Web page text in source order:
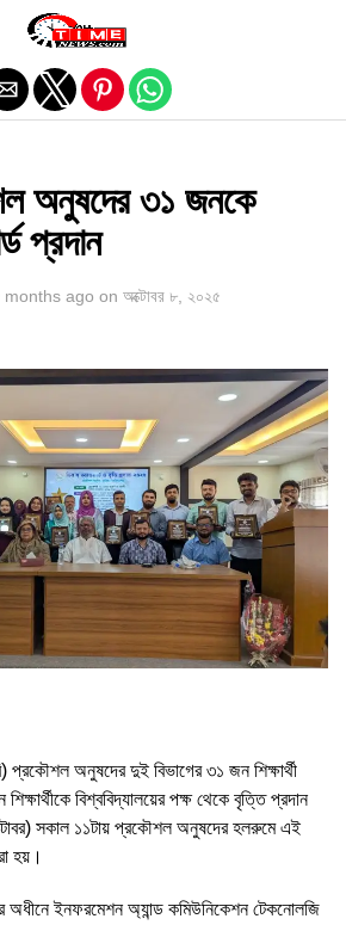
অনুষদের ৩১ জনকে
প্রদান
months ago on অক্টোবর ৮, ২০২৫
প্রকৌশল অনুষদের দুই বিভাগের ৩১ জন শিক্ষার্থী
বিশ্ববিদ্যালয়ের পক্ষ থেকে বৃত্তি প্রদান
সকাল ১১টায় প্রকৌশল অনুষদের হলরুমে এই
হয়।
ইনফরমেশন অ্যান্ড কমিউনিকেশন টেকনোলজি
Exit mobile version